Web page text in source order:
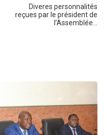
Diveres personnalités
reçues par le président de
l’Assemblée…